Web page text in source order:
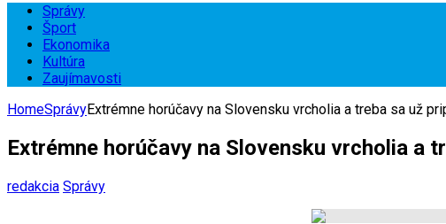
Správy
Šport
Ekonomika
Kultúra
Zaujímavosti
HomeSprávyExtrémne horúčavy na Slovensku vrcholia a treba sa už
Extrémne horúčavy na Slovensku vrcholia a
redakcia Správy